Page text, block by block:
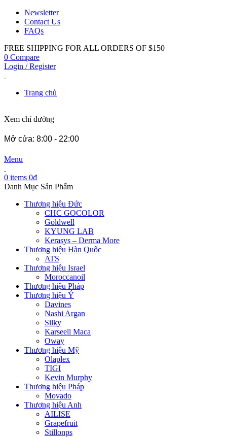
Newsletter
Contact Us
FAQs
FREE SHIPPING FOR ALL ORDERS OF $150
0 Compare
Login / Register
Trang chủ
Xem chỉ đường
Mở cửa: 8:00 - 22:00
Menu
0 items 0₫
Danh Mục Sản Phẩm
Thương hiệu Đức
CHC GOCOLOR
Goldwell
KYUNG LAB
Kerasys – Derma More
Thương hiệu Hàn Quốc
ATS
Thương hiệu Israel
Moroccanoil
Thương hiệu Pháp
Thương hiệu Ý
Davines
Nashi Argan
Silky
Karseell Maca
Oway
Thương hiệu Mỹ
Olaplex
TIGI
Kevin Murphy
Thương hiệu Pháp
Movado
Thương hiệu Anh
AILISE
Grapefruit
Stillonps